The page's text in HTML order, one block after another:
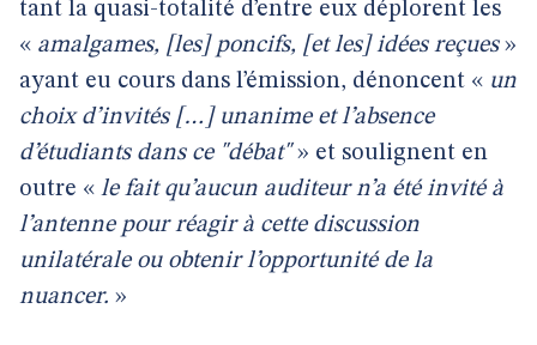
tant la quasi-totalité d’entre eux déplorent les
« amalgames, [les] poncifs, [et les] idées reçues»
ayant eu cours dans l’émission, dénoncent « un
choix d’invités […] unanime et l’absence
d’étudiants dans ce "débat"» et soulignent en
outre « le fait qu’aucun auditeur n’a été invité à
l’antenne pour réagir à cette discussion
unilatérale ou obtenir l’opportunité de la
nuancer. »